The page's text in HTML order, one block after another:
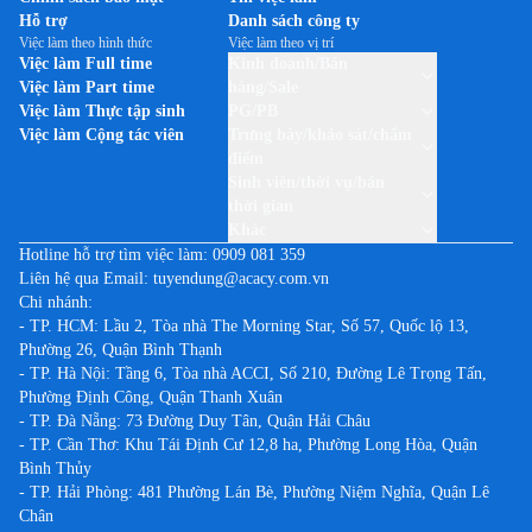
Việc làm tại Hòa Bình
Việc làm tại Hưng Yên
Việc làm tại Khánh Hòa
Việc làm tại Kiên Giang
Việc làm tại Kon Tum
Việc làm tại Lào Cai
Việc làm tại Lâm Đồng
Việc làm tại Long An
Việc làm tại Nam Định
Việc làm tại Nghệ An
Việc làm tại Ninh Bình
Việc làm tại Ninh Thuận
Việc làm tại Phú Thọ
Việc làm tại Phú Yên
Việc làm theo thương hiệu TP-LINK
Việc làm theo thương hiệu UNILEVER VIỆT NAM
Hỗ trợ
Danh sách công ty
Việc làm theo hình thức
Việc làm Full time
Việc làm Part time
Việc làm Thực tập sinh
Việc làm Cộng tác viên
Việc làm theo vị trí
Hotline hỗ trợ tìm việc làm: 0909 081 359
Liên hệ qua Email: tuyendung@acacy.com.vn
Chi nhánh:
- TP. HCM: Lầu 2, Tòa nhà The Morning Star, Số 57, Quốc lộ 13,
Phường 26, Quận Bình Thạnh
- TP. Hà Nội: Tầng 6, Tòa nhà ACCI, Số 210, Đường Lê Trọng Tấn,
Phường Định Công, Quận Thanh Xuân
- TP. Đà Nẵng: 73 Đường Duy Tân, Quận Hải Châu
- TP. Cần Thơ: Khu Tái Định Cư 12,8 ha, Phường Long Hòa, Quận
Bình Thủy
- TP. Hải Phòng: 481 Phường Lán Bè, Phường Niệm Nghĩa, Quận Lê
Chân